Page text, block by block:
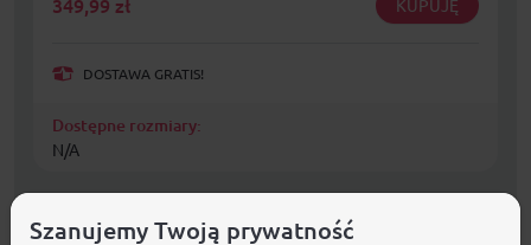
KUPUJĘ
DOSTAWA GRATIS!
Dostępne rozmiary:
N/A
Szanujemy Twoją prywatność